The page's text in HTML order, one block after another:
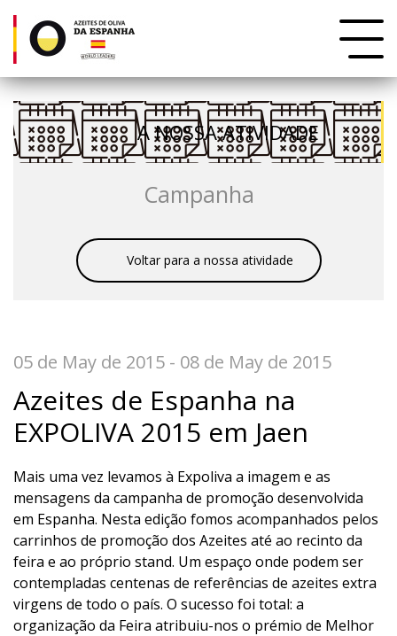
A NOSSA ATIVIDADE
Campanha
Voltar para a nossa atividade
05 de May de 2015 - 08 de May de 2015
Azeites de Espanha na
EXPOLIVA 2015 em Jaen
Mais uma vez levamos à Expoliva a imagem e as
mensagens da campanha de promoção desenvolvida
em Espanha. Nesta edição fomos acompanhados pelos
carrinhos de promoção dos Azeites até ao recinto da
feira e ao próprio stand. Um espaço onde podem ser
contempladas centenas de referências de azeites extra
virgens de todo o país. O sucesso foi total: a
organização da Feira atribuiu-nos o prémio de Melhor